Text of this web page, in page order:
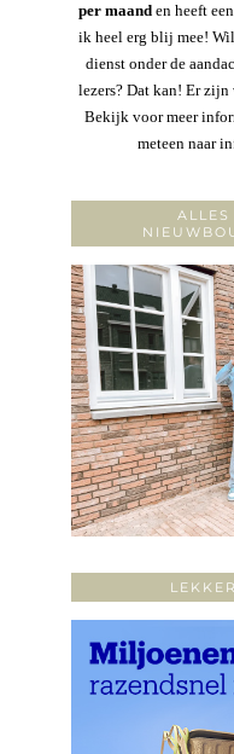
per maanden heeft een
ik heel erg blij mee!
dienst onder de
lezers? Dat kan! Er
Bekijk voor meer
meteen naar
ALLES